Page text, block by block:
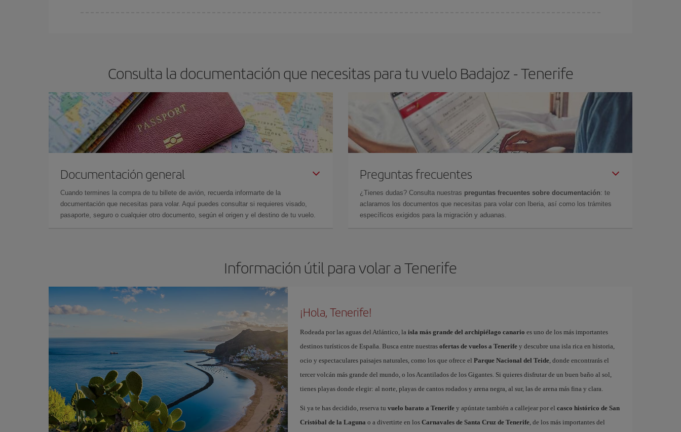
Consulta la documentación que necesitas para tu vuelo Badajoz - Tenerife
Documentación general
Cuando termines la compra de tu billete de avión, recuerda informarte de la
documentación que necesitas para volar. Aquí puedes consultar si requieres visado,
pasaporte, seguro o cualquier otro documento, según el origen y el destino de tu vuelo.
Preguntas frecuentes
¿Tienes dudas? Consulta nuestras preguntas frecuentes sobre documentación: te
aclaramos los documentos que necesitas para volar con Iberia, así como los trámites
específicos exigidos para la migración y aduanas.
Información útil para volar a Tenerife
¡Hola, Tenerife!
Rodeada por las aguas del Atlántico, la isla más grande del archipiélago canario es uno de los más importantes
destinos turísticos de España. Busca entre nuestras ofertas de vuelos a Tenerifey descubre una isla rica en historia,
ocio y espectaculares paisajes naturales, como los que ofrece el Parque Nacional del Teide, donde encontrarás el
tercer volcán más grande del mundo, o los Acantilados de los Gigantes. Si quieres disfrutar de un buen baño al sol,
tienes playas donde elegir: al norte, playas de cantos rodados y arena negra, al sur, las de arena más fina y clara.
Si ya te has decidido, reserva tu vuelo barato a Tenerifey apúntate también a callejear por el casco histórico de San
Cristóbal de la Laguna o a divertirte en los Carnavales de Santa Cruz de Tenerife, de los más importantes del